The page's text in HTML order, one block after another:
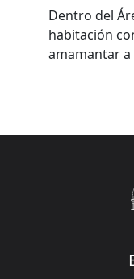
Dentro del
habitación
amamantar